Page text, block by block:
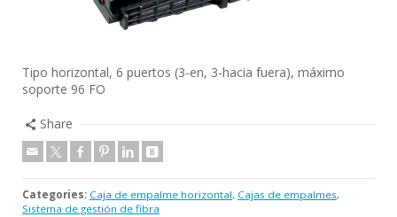
Tipo horizontal, 6 puertos (3-en, 3-hacia fuera), máximo
soporte 96 FO
Share
Categories: Caja de empalme horizontal, Cajas de empalmes,
Sistema de gestión de fibra